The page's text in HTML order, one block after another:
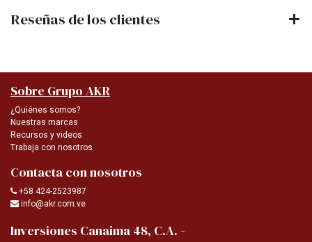
Reseñas de los clientes
Sobre Grupo AKR
¿Quiénes somos?
Nuestras marcas
Recursos y videos
Trabaja con nosotros
Contacta con nosotros
+58 424-2523987
info@akr.com.ve
Inversiones Canaima 48, C.A. -